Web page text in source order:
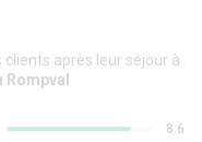
après leur séjour à
Rompval
8.6